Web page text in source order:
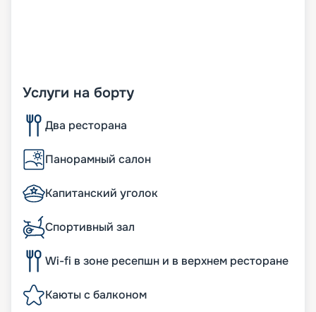
Услуги на борту
Два ресторана
Панорамный салон
Капитанский уголок
Спортивный зал
Wi-fi в зоне ресепшн и в верхнем ресторане
Каюты с балконом